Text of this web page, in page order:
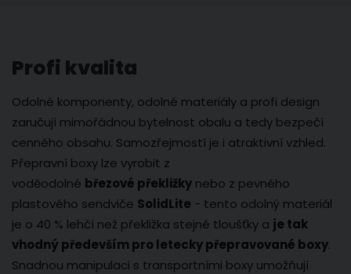
Profi kvalita
Odolné komponenty, odolné materiály a profi design
zaručují mimořádnou bytelnost obalu a tedy bezpečí
cenného obsahu. Samozřejmostí je i atraktivní vzhled.
Přepravní boxy lze vyrobit z
voděodolné březové překližky nebo z pevného
plastového sendviče SolidLite - tento odolný materiál
je o 40 % lehčí než překližka stejné tloušťky a je tak
vhodný především pro letecky přepravované boxy.
Snadnou manipulaci s transportními boxy umožňují